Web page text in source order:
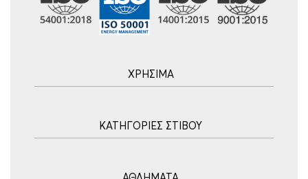
ΧΡΗΣΙΜΑ
Blog
Τρόποι Πληρωμής
ΚΑΤΗΓΟΡΙΕΣ ΣΤΙΒΟΥ